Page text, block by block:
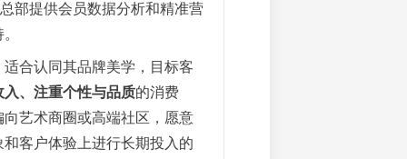
部提供会员数据分析和精准营
适合认同其品牌美学，目标客
入、注重个性与品质的消费
向艺术商圈或高端社区，愿意
客户体验上进行长期投入的